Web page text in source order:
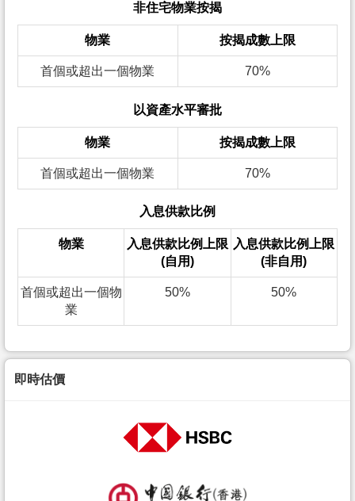
非住宅物業按揭
物業 按揭成數上限
首個或超出一個物業 70%
以資產水平審批
物業 按揭成數上限
首個或超出一個物業 70%
入息供款比例
物業
入息供款比例上限
(自用)
入息供款比例上限
(非自用)
首個或超出一個物
業
50% 50%
即時估價